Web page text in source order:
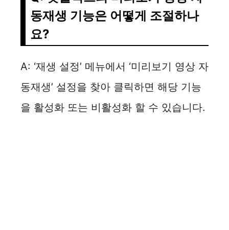
동재생 기능은 어떻게 조절하나
요?
A: ‘재생 설정’ 메뉴에서 ‘미리보기 영상 자
동재생’ 설정을 찾아 클릭하면 해당 기능
을 활성화 또는 비활성화 할 수 있습니다.